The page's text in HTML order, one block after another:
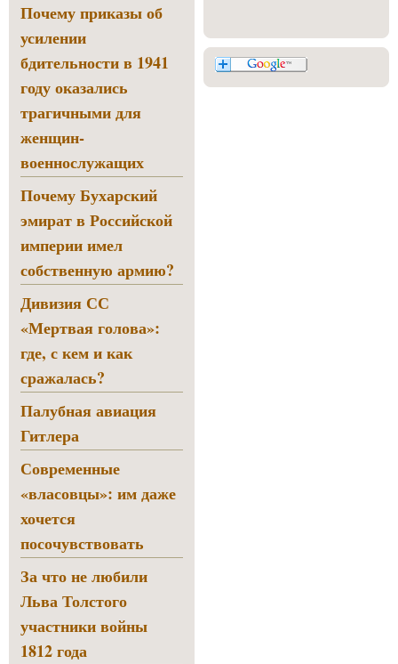
Почему приказы об
усилении
бдительности в 1941
году оказались
трагичными для
женщин-
военнослужащих
Почему Бухарский
эмират в Российской
империи имел
собственную армию?
Дивизия СС
«Мертвая голова»:
где, с кем и как
сражалась?
Палубная авиация
Гитлера
Современные
«власовцы»: им даже
хочется
посочувствовать
За что не любили
Льва Толстого
участники войны
1812 года